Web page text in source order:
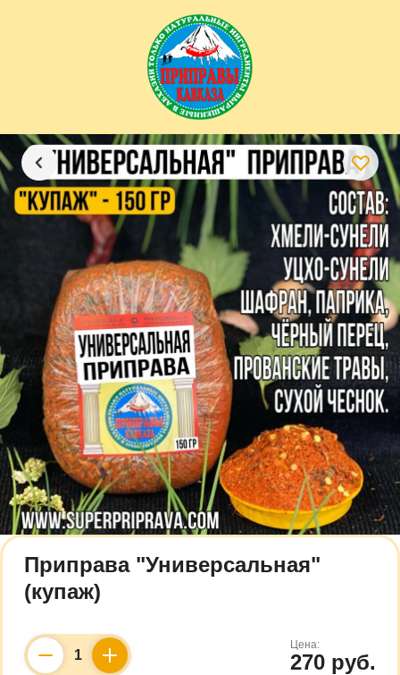
Приправа "Универсальная"
(купаж)
Counter
Цена:
270 руб.